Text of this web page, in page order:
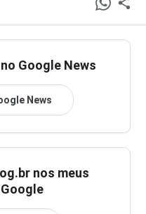
Google News
News
nos meus